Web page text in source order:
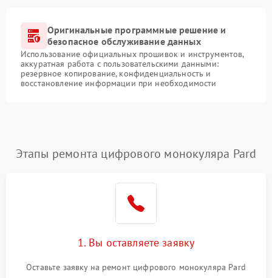
Оригинальные программные решение и
безопасное обслуживание данных
Использование официальных прошивок и инструментов,
аккуратная работа с пользовательскими данными:
резервное копирование, конфиденциальность и
восстановление информации при необходимости
Этапы ремонта цифрового монокуляра Pard
1. Вы оставляете заявку
Оставьте заявку на ремонт цифрового монокуляра Pard